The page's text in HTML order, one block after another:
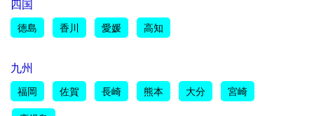
四国
徳島 香川 愛媛 高知
九州
福岡 佐賀 長崎 熊本 大分 宮崎